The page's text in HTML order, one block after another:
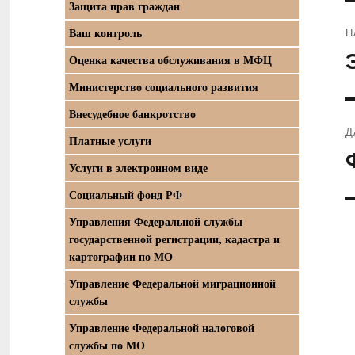
Защита прав граждан
Ваш контроль
Оценка качества обслуживания в МФЦ
Министерство социального развития
Внесудебное банкротство
Платные услуги
Услуги в электронном виде
Социальный фонд РФ
Управления Федеральной службы
государственной регистрации, кадастра и
картографии по МО
Управление Федеральной миграционной
службы
Управление Федеральной налоговой
службы по МО